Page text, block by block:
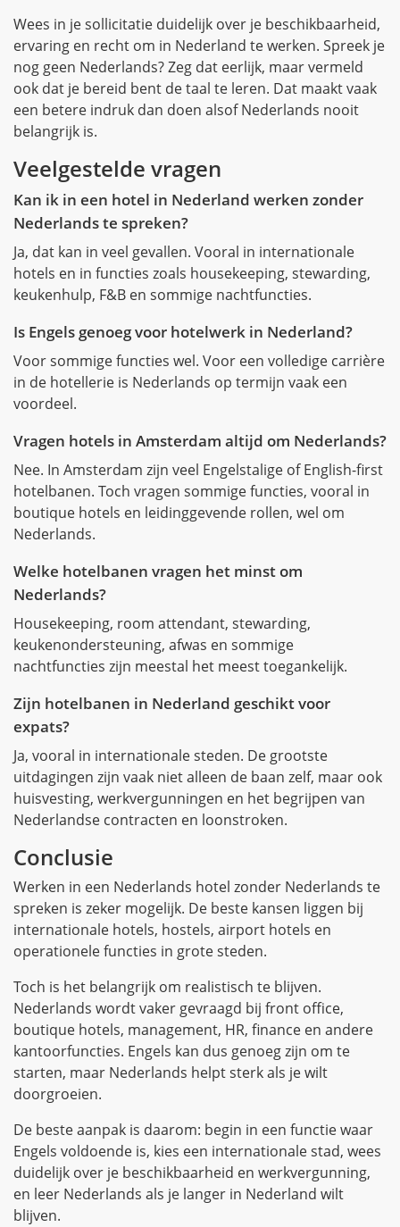
Wees in je sollicitatie duidelijk over je beschikbaarheid,
ervaring en recht om in Nederland te werken. Spreek je
nog geen Nederlands? Zeg dat eerlijk, maar vermeld
ook dat je bereid bent de taal te leren. Dat maakt vaak
een betere indruk dan doen alsof Nederlands nooit
belangrijk is.
Veelgestelde vragen
Kan ik in een hotel in Nederland werken zonder
Nederlands te spreken?
Ja, dat kan in veel gevallen. Vooral in internationale
hotels en in functies zoals housekeeping, stewarding,
keukenhulp, F&B en sommige nachtfuncties.
Is Engels genoeg voor hotelwerk in Nederland?
Voor sommige functies wel. Voor een volledige carrière
in de hotellerie is Nederlands op termijn vaak een
voordeel.
Vragen hotels in Amsterdam altijd om Nederlands?
Nee. In Amsterdam zijn veel Engelstalige of English-first
hotelbanen. Toch vragen sommige functies, vooral in
boutique hotels en leidinggevende rollen, wel om
Nederlands.
Welke hotelbanen vragen het minst om
Nederlands?
Housekeeping, room attendant, stewarding,
keukenondersteuning, afwas en sommige
nachtfuncties zijn meestal het meest toegankelijk.
Zijn hotelbanen in Nederland geschikt voor
expats?
Ja, vooral in internationale steden. De grootste
uitdagingen zijn vaak niet alleen de baan zelf, maar ook
huisvesting, werkvergunningen en het begrijpen van
Nederlandse contracten en loonstroken.
Conclusie
Werken in een Nederlands hotel zonder Nederlands te
spreken is zeker mogelijk. De beste kansen liggen bij
internationale hotels, hostels, airport hotels en
operationele functies in grote steden.
Toch is het belangrijk om realistisch te blijven.
Nederlands wordt vaker gevraagd bij front office,
boutique hotels, management, HR, finance en andere
kantoorfuncties. Engels kan dus genoeg zijn om te
starten, maar Nederlands helpt sterk als je wilt
doorgroeien.
De beste aanpak is daarom: begin in een functie waar
Engels voldoende is, kies een internationale stad, wees
duidelijk over je beschikbaarheid en werkvergunning,
en leer Nederlands als je langer in Nederland wilt
blijven.